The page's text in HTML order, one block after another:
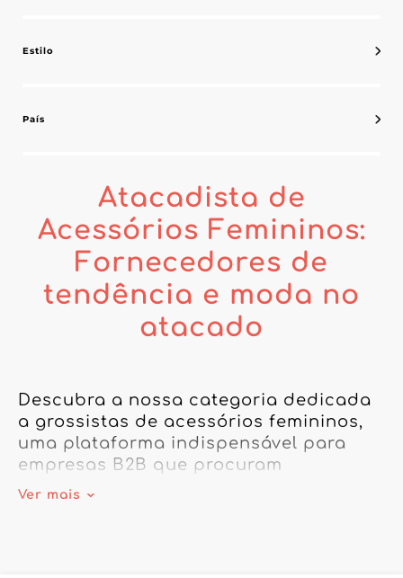
Estilo
País
Atacadista de
Acessórios Femininos:
Fornecedores de
tendência e moda no
atacado
Descubra a nossa categoria dedicada
a grossistas de acessórios femininos,
uma plataforma indispensável para
empresas B2B que procuram
enriquecer a sua oferta com produtos
Ver mais